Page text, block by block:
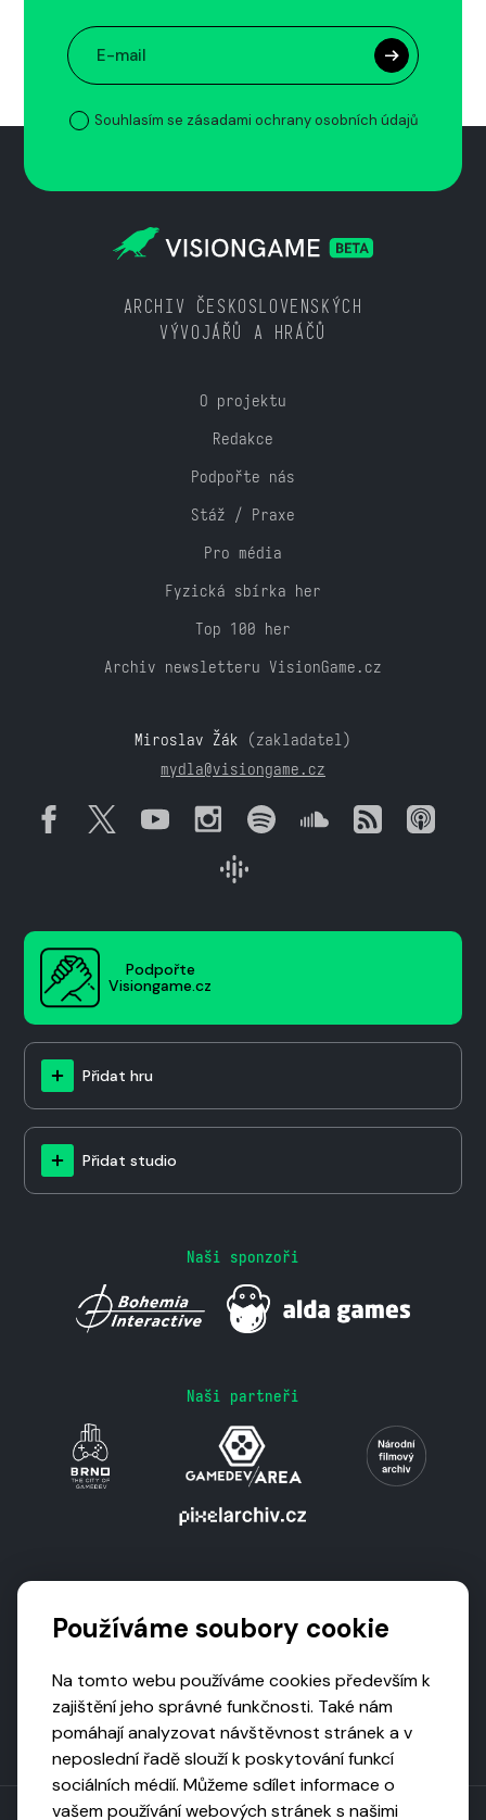
Souhlasím se zásadami ochrany osobních údajů
ARCHIV ČESKOSLOVENSKÝCH
VÝVOJÁŘŮ A HRÁČŮ
O projektu
Redakce
Podpořte nás
Stáž / Praxe
Pro média
Fyzická sbírka her
Top 100 her
Archiv newsletteru VisionGame.cz
Miroslav Žák (zakladatel)
mydla@visiongame.cz
Podpořte
Visiongame.cz
Přidat hru
Přidat studio
Naši sponzoři
Naši partneři
Používáme soubory cookie
Na tomto webu používáme cookies především k
zajištění jeho správné funkčnosti. Také nám
pomáhají analyzovat návštěvnost stránek a v
neposlední řadě slouží k poskytování funkcí
sociálních médií. Můžeme sdílet informace o
vašem používání webových stránek s našimi